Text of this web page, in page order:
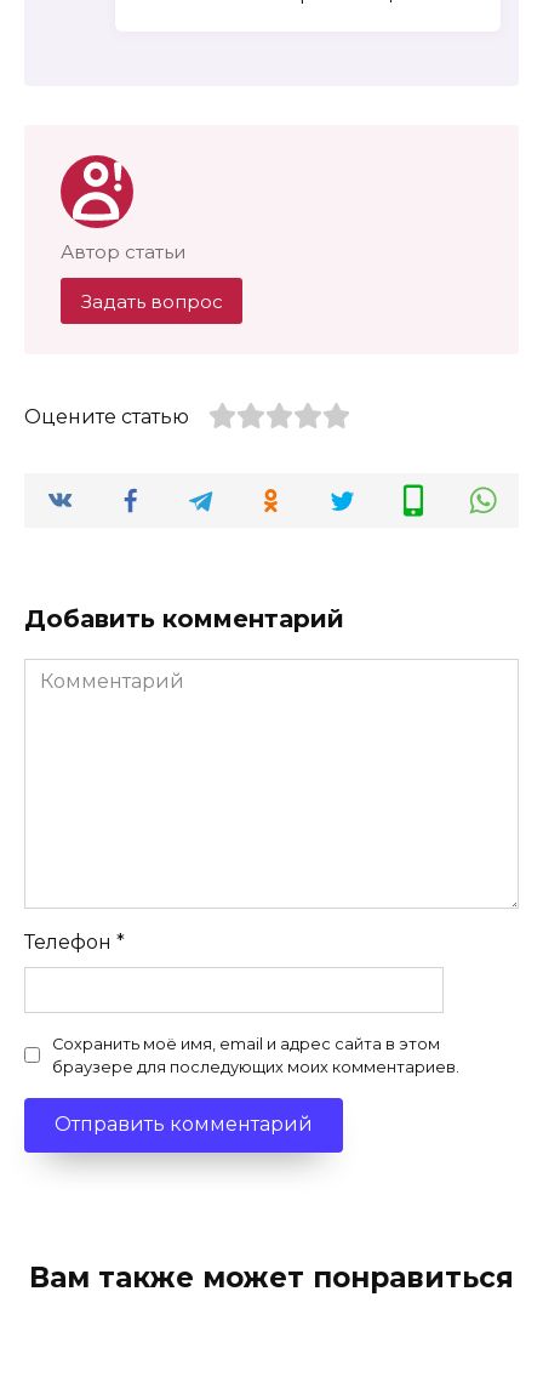
Автор статьи
Задать вопрос
Оцените статью
Добавить комментарий
Комментарий
Телефон *
Сохранить моё имя, email и адрес сайта в этом
браузере для последующих моих комментариев.
Вам также может понравиться